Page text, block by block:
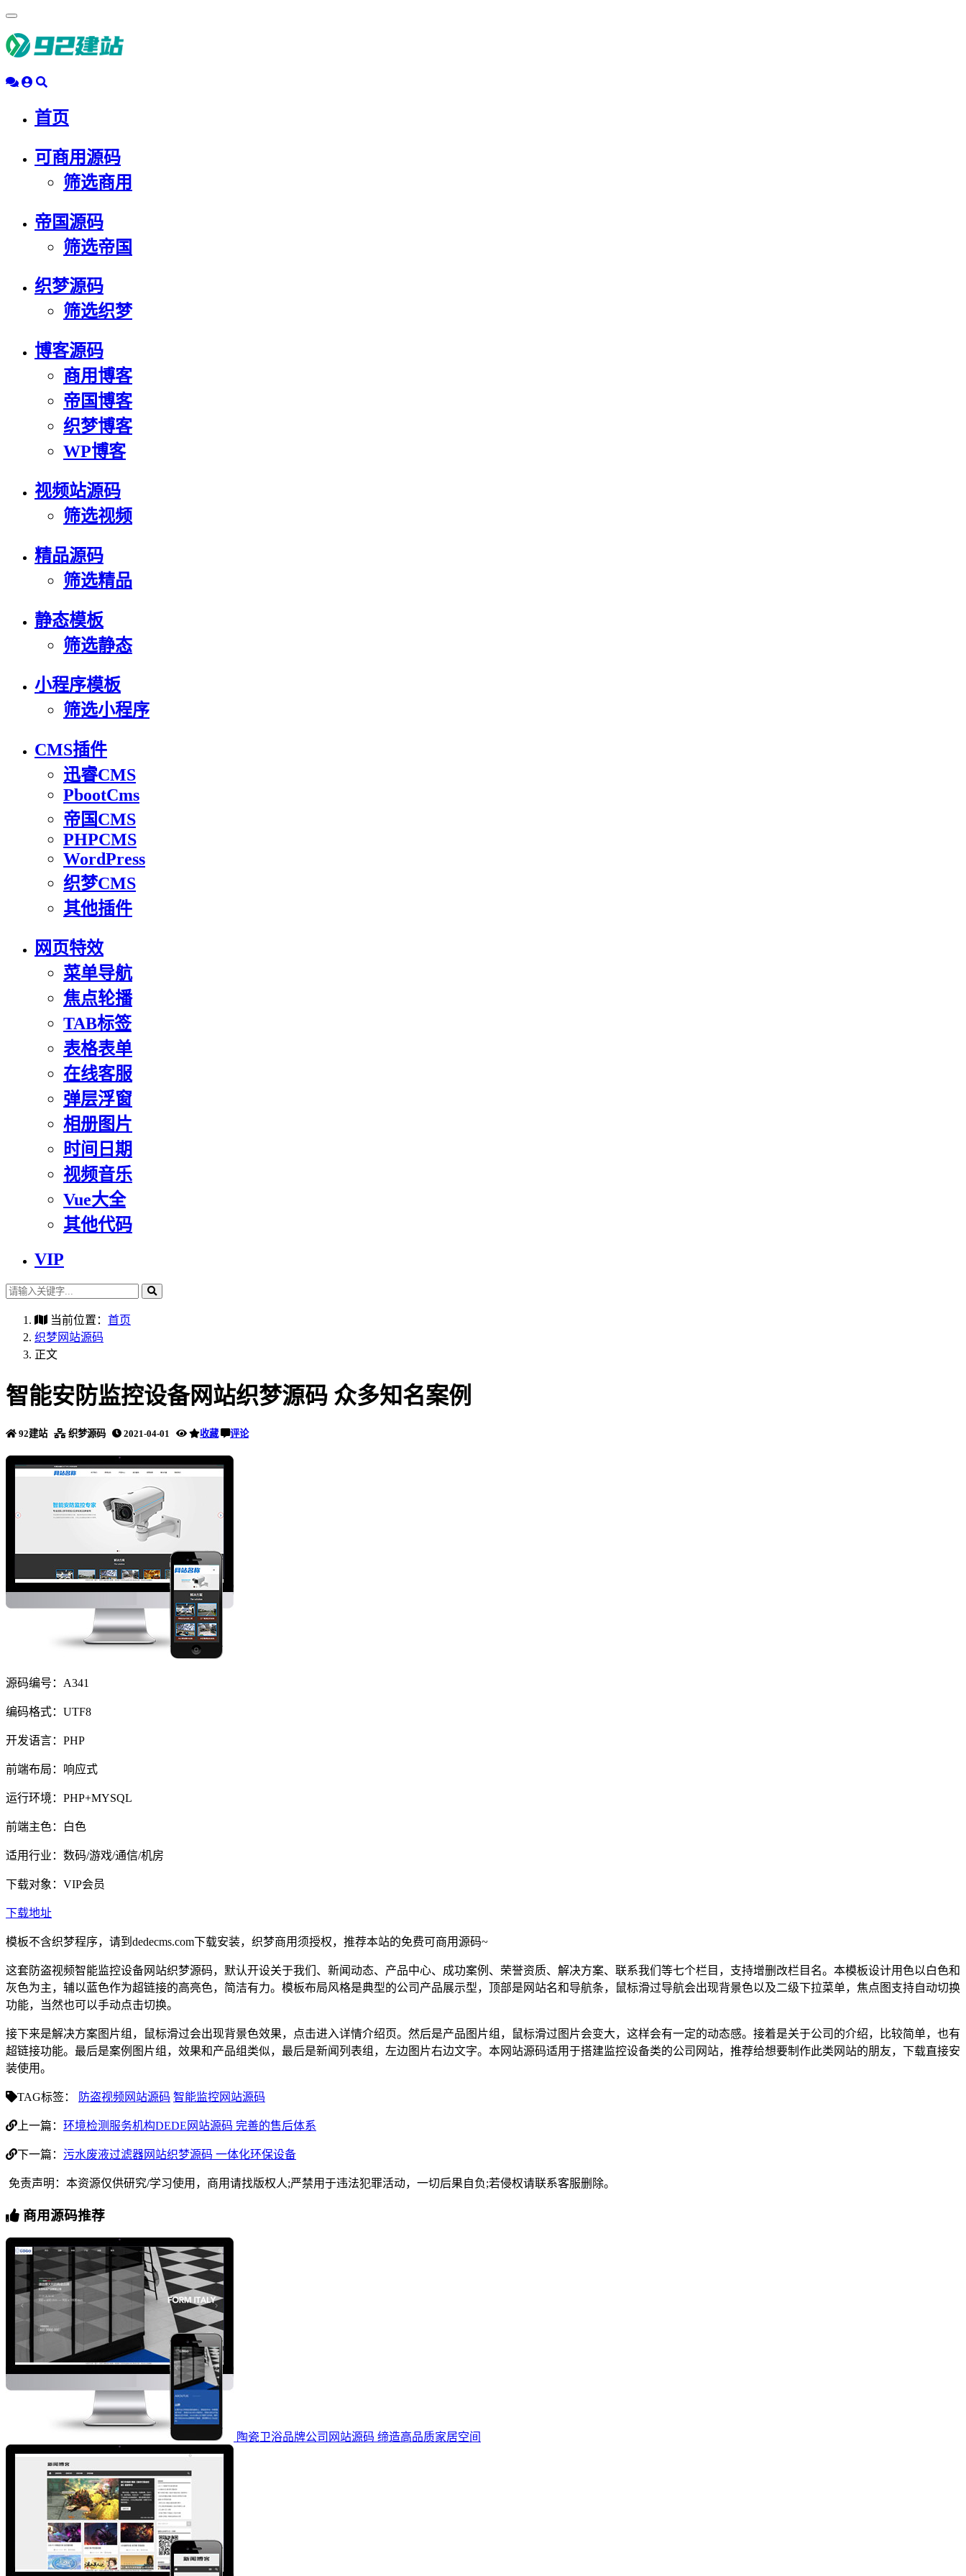
动
导
首页
可商用源码
筛选商用
帝国源码
筛选帝国
织梦源码
筛选织梦
博客源码
商用博客
帝国博客
织梦博客
WP博客
视频站源码
筛选视频
精品源码
筛选精品
静态模板
筛选静态
小程序模板
筛选小程序
CMS插件
迅睿CMS
PbootCms
帝国CMS
PHPCMS
WordPress
织梦CMS
其他插件
网页特效
菜单导航
焦点轮播
TAB标签
表格表单
在线客服
弹层浮窗
相册图片
时间日期
视频音乐
Vue大全
其他代码
VIP
当前位置： 首页
织梦网站源码
正文
智能安防监控设备网站织梦源码 众多知名案例
92建站 织梦源码 2021-04-01 收藏 评论
源码编号：A341
编码格式：UTF8
开发语言：PHP
前端布局：响应式
运行环境：PHP+MYSQL
前端主色：白色
适用行业：数码/游戏/通信/机房
下载对象：VIP会员
下载地址
模板不含织梦程序，请到dedecms.com下载安装，织梦商用须授权，推荐本站的免费可商用源码~
这套防盗视频智能监控设备网站织梦源码，默认开设关于我们、新闻动态、产品中心、成功案例、荣誉资质、解决方案、联系我们等七个栏目，支持增删改栏目名。本模板设计用色以白色和
灰色为主，辅以蓝色作为超链接的高亮色，简洁有力。模板布局风格是典型的公司产品展示型，顶部是网站名和导航条，鼠标滑过导航会出现背景色以及二级下拉菜单，焦点图支持自动切换
功能，当然也可以手动点击切换。
接下来是解决方案图片组，鼠标滑过会出现背景色效果，点击进入详情介绍页。然后是产品图片组，鼠标滑过图片会变大，这样会有一定的动态感。接着是关于公司的介绍，比较简单，也有
超链接功能。最后是案例图片组，效果和产品组类似，最后是新闻列表组，左边图片右边文字。本网站源码适用于搭建监控设备类的公司网站，推荐给想要制作此类网站的朋友，下载直接安
装使用。
TAG标签： 防盗视频网站源码 智能监控网站源码
上一篇： 环境检测服务机构DEDE网站源码 完善的售后体系
下一篇： 污水废液过滤器网站织梦源码 一体化环保设备
免责声明：本资源仅供研究/学习使用，商用请找版权人;严禁用于违法犯罪活动，一切后果自负;若侵权请联系客服删除。
商用源码推荐
陶瓷卫浴品牌公司网站源码 缔造高品质家居空间